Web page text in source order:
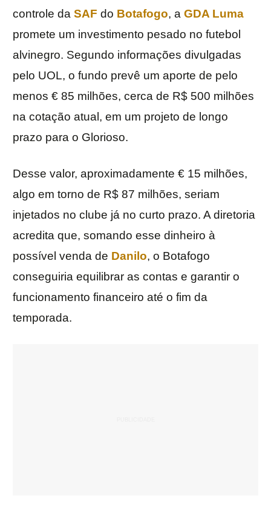
controle da SAF do Botafogo, a GDA Luma
promete um investimento pesado no futebol
alvinegro. Segundo informações divulgadas
pelo UOL, o fundo prevê um aporte de pelo
menos € 85 milhões, cerca de R$ 500 milhões
na cotação atual, em um projeto de longo
prazo para o Glorioso.
Desse valor, aproximadamente € 15 milhões,
algo em torno de R$ 87 milhões, seriam
injetados no clube já no curto prazo. A diretoria
acredita que, somando esse dinheiro à
possível venda de Danilo, o Botafogo
conseguiria equilibrar as contas e garantir o
funcionamento financeiro até o fim da
temporada.